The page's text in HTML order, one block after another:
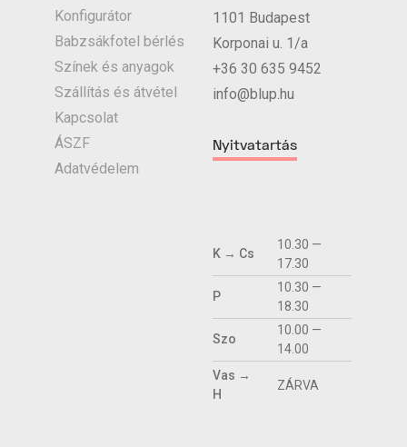
Konfigurátor
Babzsákfotel bérlés
Színek és anyagok
Szállítás és átvétel
Kapcsolat
ÁSZF
Adatvédelem
1101 Budapest
Korponai u. 1/a
+36 30 635 9452
info@blup.hu
Nyitvatartás
K → Cs
10.30 —
17.30
P
10.30 —
18.30
Szo
10.00 —
14.00
Vas →
H
ZÁRVA